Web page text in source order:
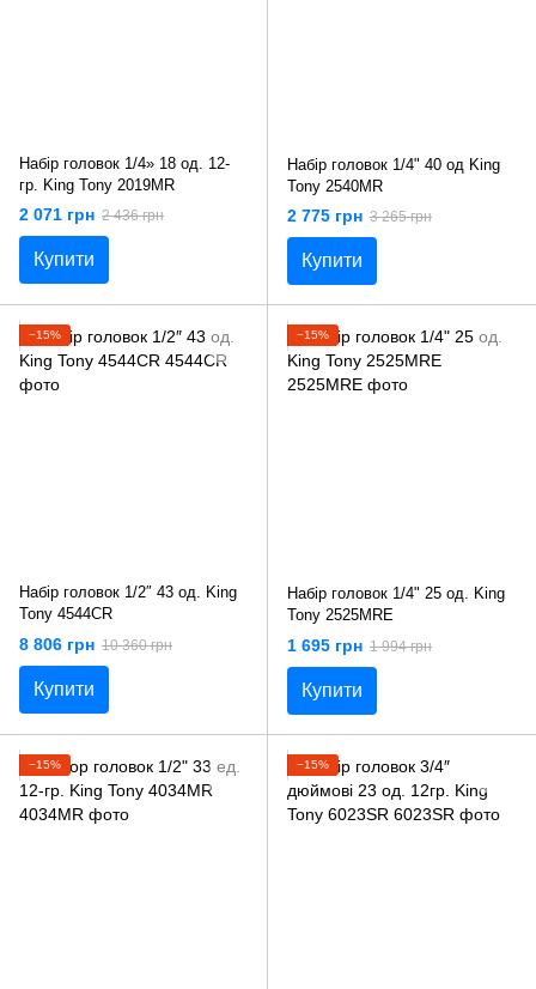
Набір головок 1/4» 18 од. 12-
гр. King Tony 2019MR
2 071 грн 2 436 грн
Купити
Набір головок 1/4" 40 од King
Tony 2540MR
2 775 грн 3 265 грн
Купити
−15%
Набір головок 1/2″ 43 од. King
Tony 4544CR
8 806 грн 10 360 грн
Купити
−15%
Набір головок 1/4" 25 од. King
Tony 2525MRE
1 695 грн 1 994 грн
Купити
−15% −15%